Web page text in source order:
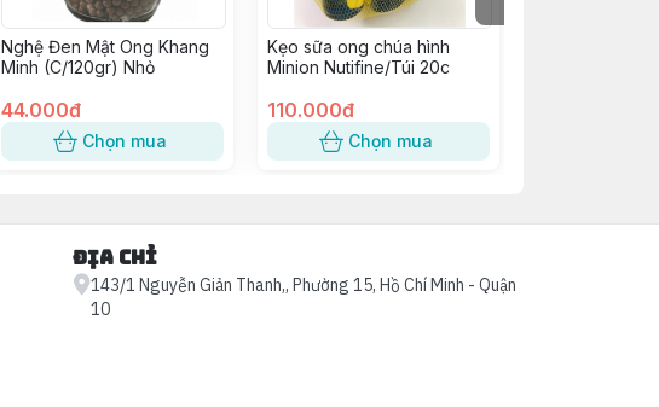
Nghệ Đen Mật Ong Khang
Minh (C/120gr) Nhỏ
44.000đ
Chọn mua
Kẹo sữa ong chúa hình
Minion Nutifine/Túi 20c
110.000đ
Chọn mua
Địa chỉ
143/1 Nguyễn Giản Thanh,, Phường 15, Hồ Chí Minh - Quận
10